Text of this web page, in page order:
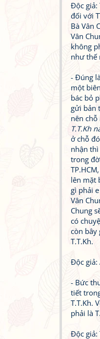
Độc giả:
đối với
Bà Vân
Vân
không
như thế
- Đúng
một
bác bỏ
gửi bản
nên
T.T.Kh
ở chỗ
nhận
trong
lên mặt
gì phải
Vân
Chung
có
còn bây
T.T.Kh.
Độc giả:
- Bức
tiết
T.T.Kh.
phải là
Độc giả: